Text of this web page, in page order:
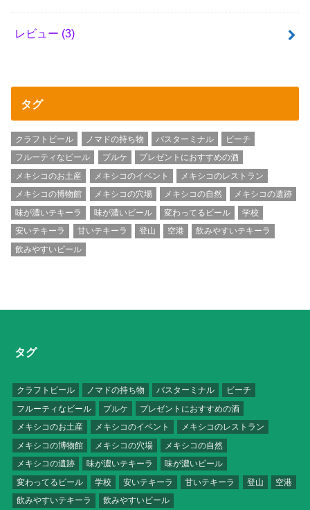
レビュー (3)
タグ
クラフトビール ノマドの持ち物 バスターミナル
ビーチ
フルーティなビール
プルケ
プレゼントにおすすめの酒
メキシコのお土産
メキシコのイベント
メキシコのレストラン
メキシコの博物館
メキシコの穴場 メキシコの自然
メキシコの遺跡
味が濃いテキーラ
味が濃いビール 変わってるビール
学校
安いテキーラ
甘いテキーラ 登山 空港
飲みやすいテキーラ
飲みやすいビール
タグ
クラフトビール ノマドの持ち物 バスターミナル
ビーチ
フルーティなビール
プルケ
プレゼントにおすすめの酒
メキシコのお土産
メキシコのイベント
メキシコのレストラン
メキシコの博物館
メキシコの穴場
メキシコの自然
メキシコの遺跡
味が濃いテキーラ
味が濃いビール
変わってるビール
学校 安いテキーラ 甘いテキーラ 登山
空港
飲みやすいテキーラ
飲みやすいビール